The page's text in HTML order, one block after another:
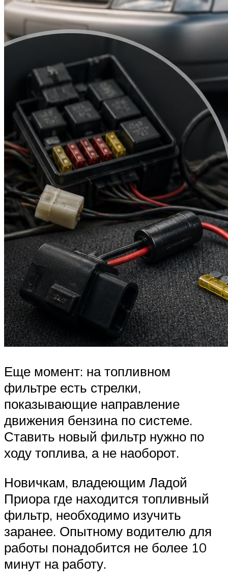
Еще момент: на топливном
фильтре есть стрелки,
показывающие направление
движения бензина по системе.
Ставить новый фильтр нужно по
ходу топлива, а не наоборот.
Новичкам, владеющим Ладой
Приора где находится топливный
фильтр, необходимо изучить
заранее. Опытному водителю для
работы понадобится не более 10
минут на работу.